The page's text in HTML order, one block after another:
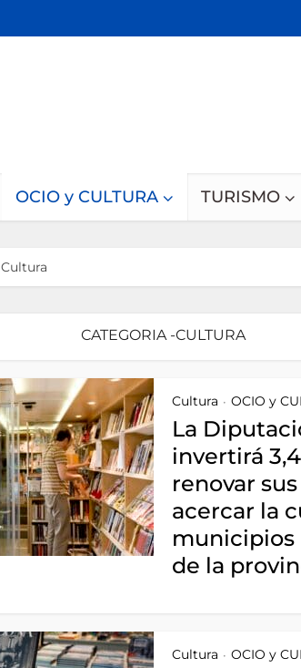
OCIO y CULTURA TURISMO
Cultura
CATEGORIA -CULTURA
Cultura • OCIO y
La
invertirá
renovar
acercar la
municipios
de la
Cultura • OCIO y